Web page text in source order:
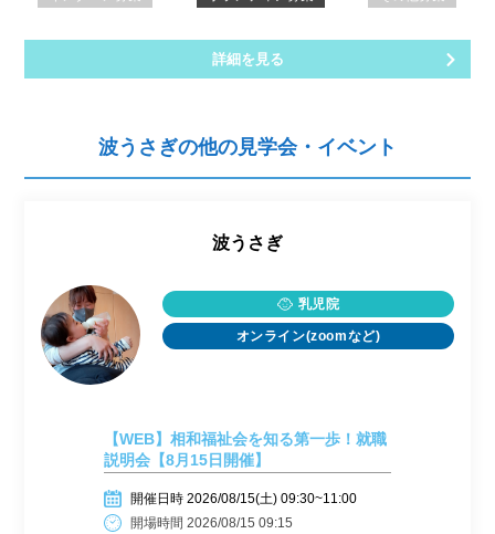
詳細を見る
波うさぎの他の見学会・イベント
波うさぎ
乳児院
オンライン(zoomなど)
【WEB】相和福祉会を知る第一歩！就職
説明会【8月15日開催】
開催日時 2026/08/15(土) 09:30~11:00
開場時間 2026/08/15 09:15